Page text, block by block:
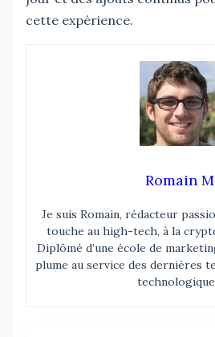
cette expérience.
Romain M
Je suis Romain, rédacteur
touche au high-tech, à la
Diplômé d’une école de
plume au service des dernières